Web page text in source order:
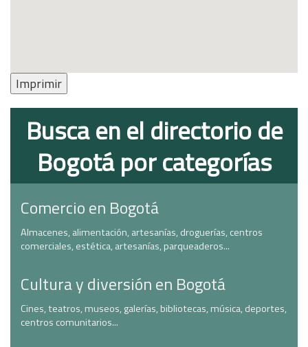
Imprimir
Busca en el directorio de
Bogotá por categorías
Comercio en Bogotá
Almacenes, alimentación, artesanías, droguerías, centros
comerciales, estética, artesanías, parqueaderos...
Cultura y diversión en Bogotá
Cines, teatros, museos, galerías, bibliotecas, música, deportes,
centros comunitarios...